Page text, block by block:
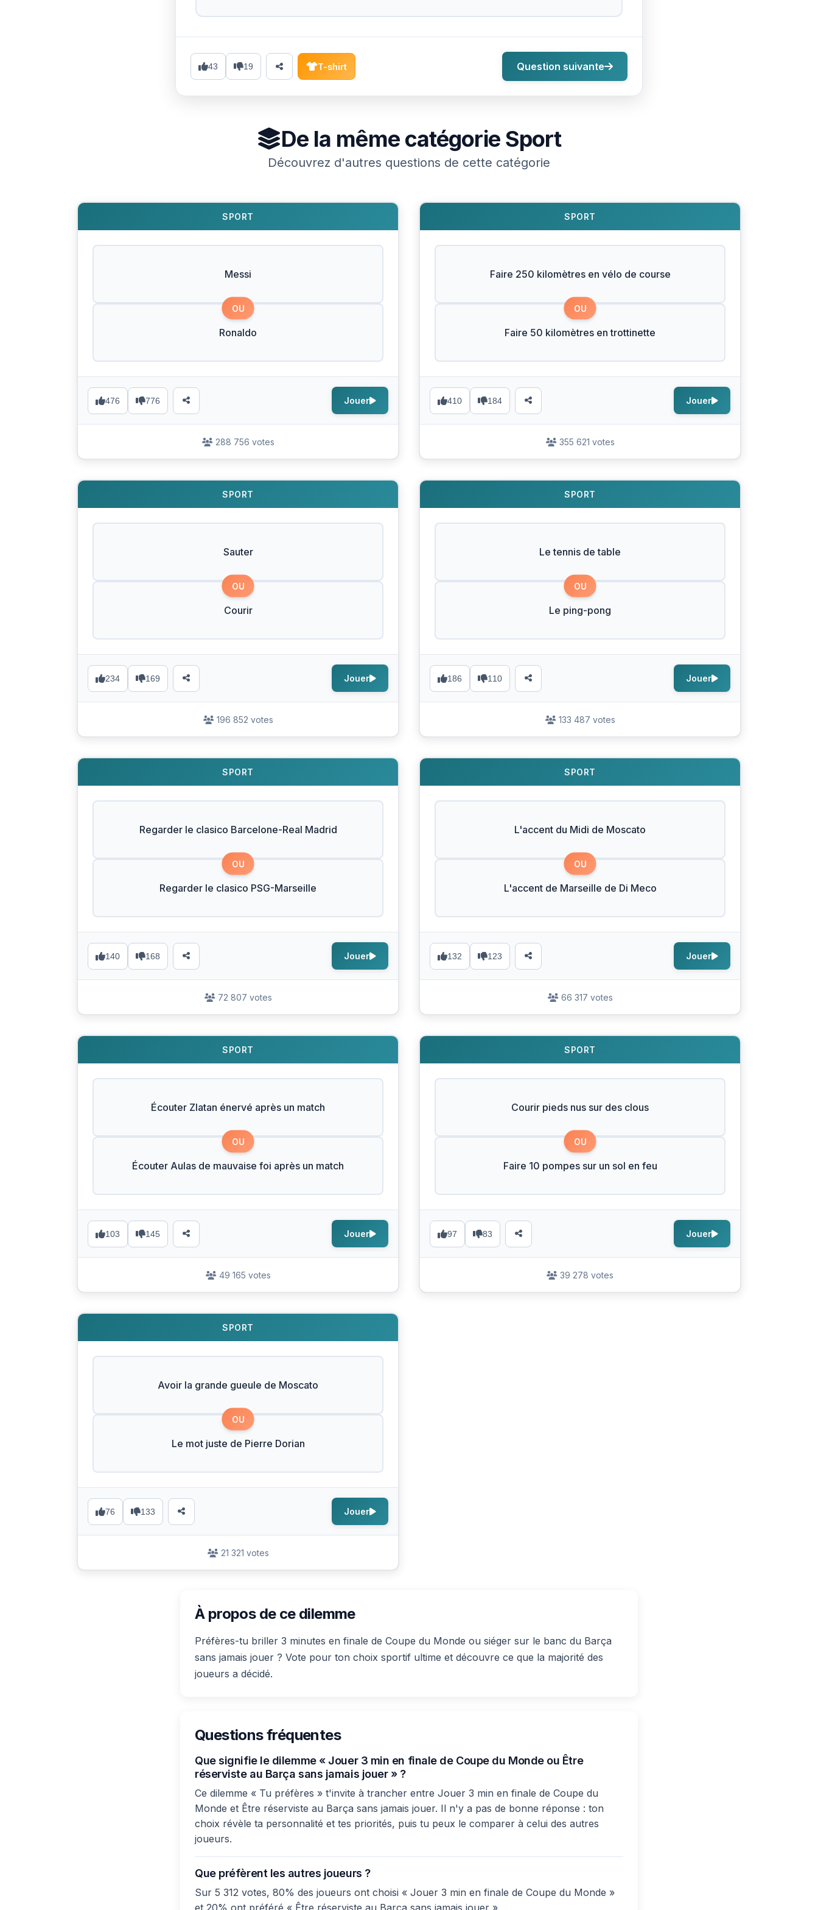
43 19 T-shirt Question suivante
De la même catégorie Sport
Découvrez d'autres questions de cette catégorie
SPORT
Messi
OU
Ronaldo
476 776 Jouer
288 756 votes
SPORT
Faire 250 kilomètres en vélo de course
OU
Faire 50 kilomètres en trottinette
410 184 Jouer
355 621 votes
SPORT
Sauter
OU
Courir
234 169 Jouer
196 852 votes
SPORT
Le tennis de table
OU
Le ping-pong
186 110 Jouer
133 487 votes
SPORT
Regarder le clasico Barcelone-Real Madrid
OU
Regarder le clasico PSG-Marseille
140 168 Jouer
72 807 votes
SPORT
L'accent du Midi de Moscato
OU
L'accent de Marseille de Di Meco
132 123 Jouer
66 317 votes
SPORT
Écouter Zlatan énervé après un match
OU
Écouter Aulas de mauvaise foi après un match
103 145 Jouer
49 165 votes
SPORT
Courir pieds nus sur des clous
OU
Faire 10 pompes sur un sol en feu
97 83 Jouer
39 278 votes
SPORT
Avoir la grande gueule de Moscato
OU
Le mot juste de Pierre Dorian
76 133 Jouer
21 321 votes
À propos de ce dilemme
Préfères-tu briller 3 minutes en finale de Coupe du Monde ou siéger sur le banc du Barça
sans jamais jouer ? Vote pour ton choix sportif ultime et découvre ce que la majorité des
joueurs a décidé.
Questions fréquentes
Que signifie le dilemme « Jouer 3 min en finale de Coupe du Monde ou Être
réserviste au Barça sans jamais jouer » ?
Ce dilemme « Tu préfères » t'invite à trancher entre Jouer 3 min en finale de Coupe du
Monde et Être réserviste au Barça sans jamais jouer. Il n'y a pas de bonne réponse : ton
choix révèle ta personnalité et tes priorités, puis tu peux le comparer à celui des autres
joueurs.
Que préfèrent les autres joueurs ?
Sur 5 312 votes, 80% des joueurs ont choisi « Jouer 3 min en finale de Coupe du Monde »
et 20% ont préféré « Être réserviste au Barça sans jamais jouer ».